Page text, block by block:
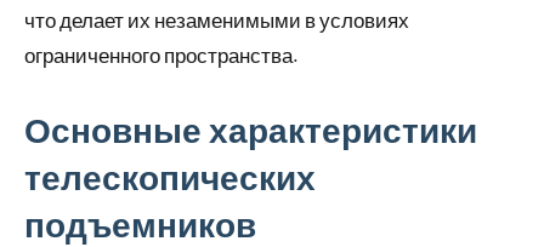
что делает их незаменимыми в условиях
ограниченного пространства.
Основные характеристики
телескопических
подъемников